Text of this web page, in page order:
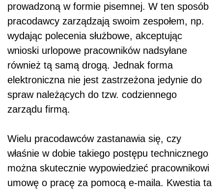
prowadzoną w formie pisemnej. W ten sposób
pracodawcy zarządzają swoim zespołem, np.
wydając polecenia służbowe, akceptując
wnioski urlopowe pracowników nadsyłane
również tą samą drogą. Jednak forma
elektroniczna nie jest zastrzeżona jedynie do
spraw należących do tzw. codziennego
zarządu firmą.
Wielu pracodawców zastanawia się, czy
właśnie w dobie takiego postępu technicznego
można skutecznie wypowiedzieć pracownikowi
umowę o pracę za pomocą e-maila. Kwestia ta